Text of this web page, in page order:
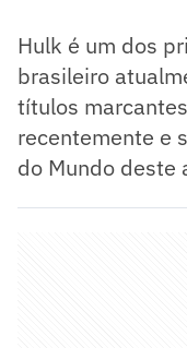
Hulk é um dos
brasileiro
títulos
recentemente e
do Mundo deste